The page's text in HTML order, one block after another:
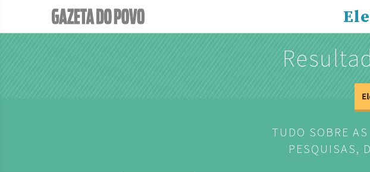
TUDO SOBRE
PESQUISAS,